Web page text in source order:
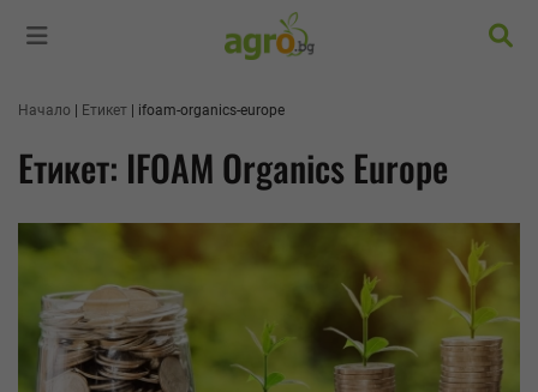
Начало Етикет ifoam-organics-europe
Етикет: IFOAM Organics Europe